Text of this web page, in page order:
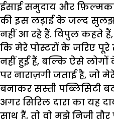
ईसाई समुदाय और
की इस लड़ाई के जल्द
नहीं आ रहे हैं. विपुल कहते
कि मेरे पोस्टरों के जरिए
नहीं हुईं हैं, बल्कि ऐसे
पर नाराज़गी जताई है, जो
बनाकर सस्ती पब्लिसिटी
अगर सिरिल दारा का यह
साथ हैं, तो वो मुझे निजी